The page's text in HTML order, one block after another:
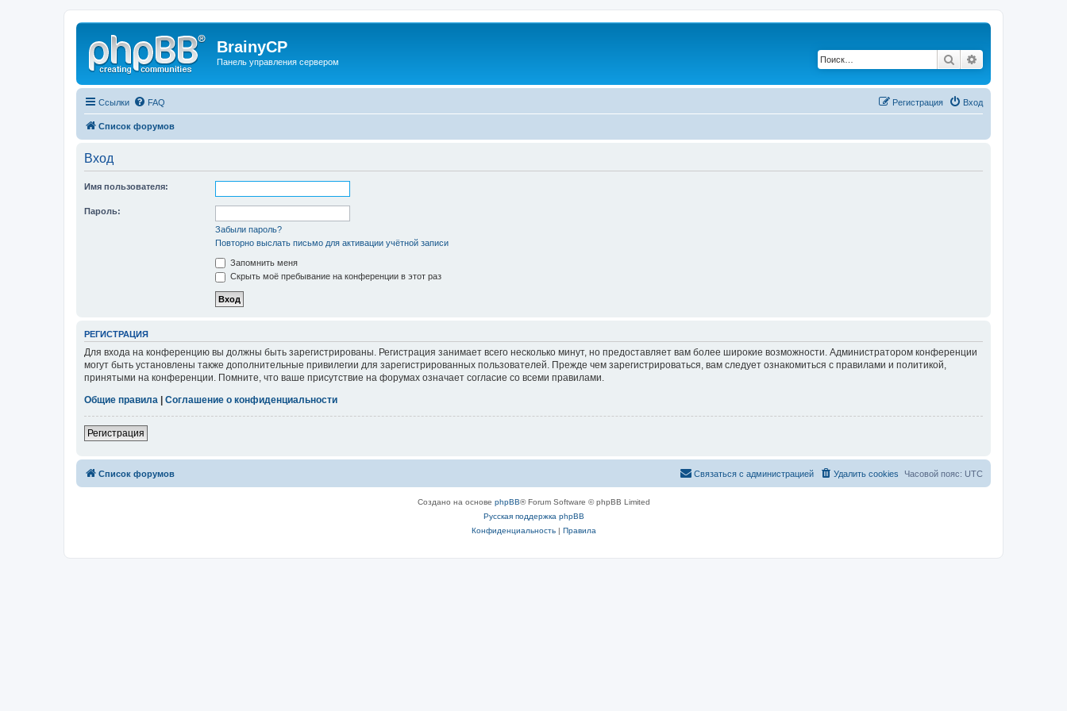
BrainyCP
Панель управления сервером Поиск
Ссылки FAQ Вход
Регистрация
Список форумов
Вход
Имя пользователя:
Пароль:
Забыли пароль?
Повторно выслать письмо для активации учётной записи
Запомнить меня
Скрыть моё пребывание на конференции в этот раз
РЕГИСТРАЦИЯ
Для входа на конференцию вы должны быть зарегистрированы. Регистрация занимает всего несколько минут, но предоставляет вам более широкие возможности. Администратором конференции
могут быть установлены также дополнительные привилегии для зарегистрированных пользователей. Прежде чем зарегистрироваться, вам следует ознакомиться с правилами и политикой,
принятыми на конференции. Помните, что ваше присутствие на форумах означает согласие со всеми правилами.
Общие правила
Соглашение о конфиденциальности
Регистрация
Список форумов Часовой пояс: UTC
Удалить cookies
Связаться с администрацией
Создано на основе phpBB® Forum Software © phpBB Limited
Русская поддержка phpBB
Конфиденциальность| Правила